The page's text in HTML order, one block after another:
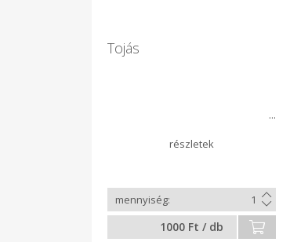
Tojás
1000 Ft / db